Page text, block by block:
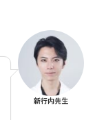
新行内先生